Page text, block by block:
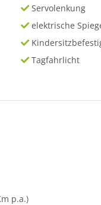
Servolenkung
elektrische
Tagfahrlicht
p.a.)